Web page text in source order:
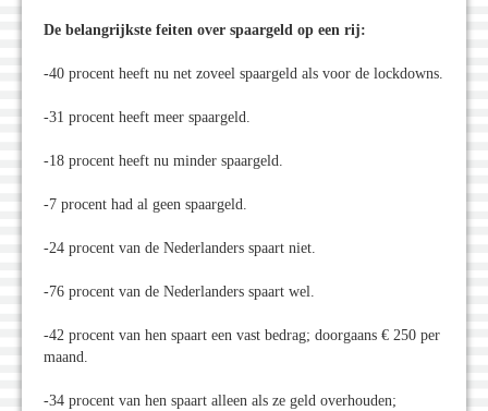
De belangrijkste feiten over spaargeld op een rij:
-40 procent heeft nu net zoveel spaargeld als voor de lockdowns.
-31 procent heeft meer spaargeld.
-18 procent heeft nu minder spaargeld.
-7 procent had al geen spaargeld.
-24 procent van de Nederlanders spaart niet.
-76 procent van de Nederlanders spaart wel.
-42 procent van hen spaart een vast bedrag; doorgaans € 250 per
maand.
-34 procent van hen spaart alleen als ze geld overhouden;